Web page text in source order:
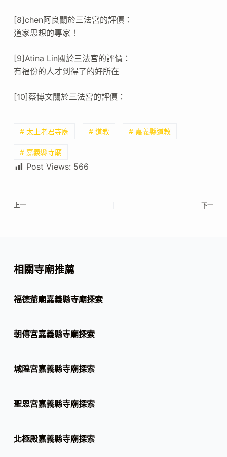
[8]chen阿良關於三法宮的評價：
道家思想的專家！
[9]Atina Lin關於三法宮的評價：
有福份的人才到得了的好所在
[10]蔡博文關於三法宮的評價：
# 太上老君寺廟 # 道教 # 嘉義縣道教
# 嘉義縣寺廟
Post Views: 566
上一 下一
相關寺廟推薦
福德爺廟嘉義縣寺廟探索
朝傳宮嘉義縣寺廟探索
城隍宮嘉義縣寺廟探索
聖恩宮嘉義縣寺廟探索
北極殿嘉義縣寺廟探索